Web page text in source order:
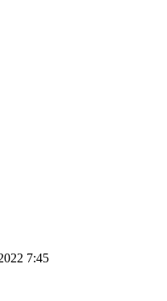
7:45